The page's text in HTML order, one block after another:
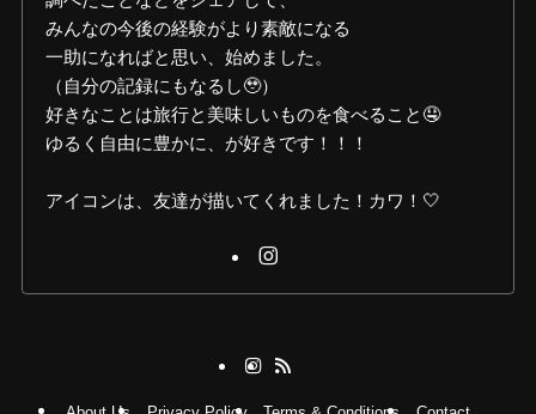
みんなの今後の経験がより素敵になる
一助になればと思い、始めました。
（自分の記録にもなるし🥹）
好きなことは旅行と美味しいものを食べること🤤
ゆるく自由に豊かに、が好きです！！！
アイコンは、友達が描いてくれました！カワ！🤍